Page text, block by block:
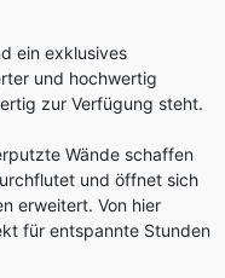
ein exklusives
und hochwertig
zur Verfügung steht.
Wände schaffen
und öffnet sich
erweitert. Von hier
für entspannte Stunden